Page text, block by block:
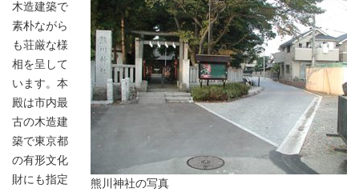
熊川神社の写真
木造建築で
素朴ながら
も荘厳な様
相を呈して
います。本
殿は市内最
古の木造建
築で東京都
の有形文化
財にも指定